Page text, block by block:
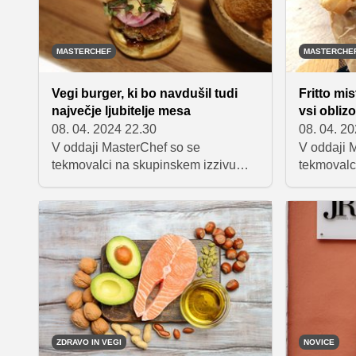
začnete svoje popotovanje v svet
slaščic, hkrati pa tudi odrešitev za
tiste dni, ko se vam pečica noče
prižgati ali ko nimate veliko časa.
MASTERCHEF
Vegi burger, ki bo navdušil tudi
največje ljubitelje mesa
08. 04. 2024 22.30
V oddaji MasterChef so se
tekmovalci na skupinskem izzivu
od jedi, ki je povsem navdušila
sodnike, je bil tudi masten, a slasten
"vegi" burger, ki ga niso mogli
prehvaliti.
Fritto
vsi
08. 04.
V oddaji
različne
se je
za las
najbolj
ZDRAVO IN VEGI NOVICE